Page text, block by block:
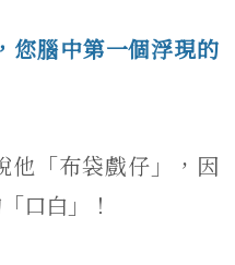
您腦中第一個浮現的
他「布袋戲仔」，因
口白」！